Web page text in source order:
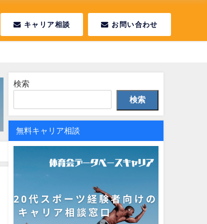
キャリア相談 お問い合わせ
検索
検索
無料キャリア相談